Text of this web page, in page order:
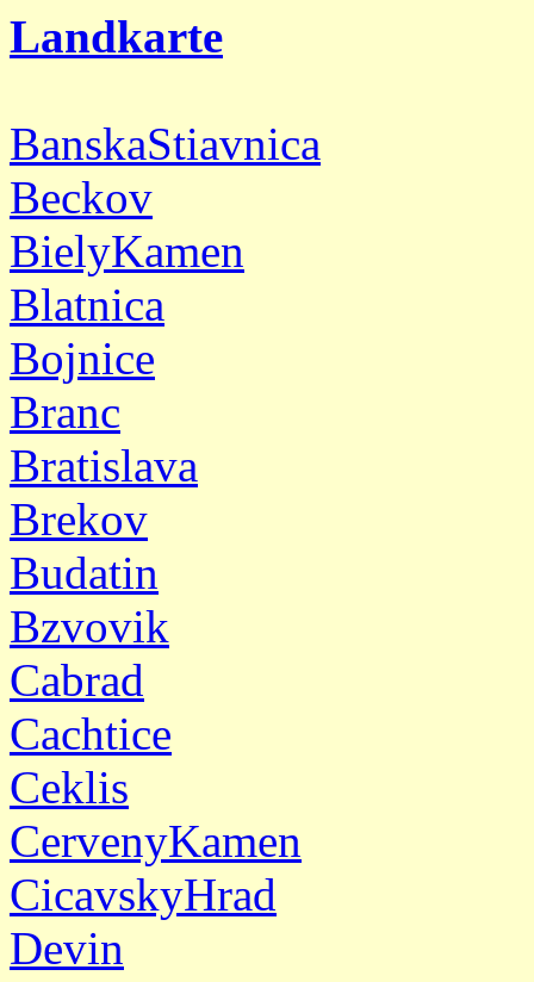
Landkarte
BanskaStiavnica
Beckov
BielyKamen
Blatnica
Bojnice
Branc
Bratislava
Brekov
Budatin
Bzvovik
Cabrad
Cachtice
Ceklis
CervenyKamen
CicavskyHrad
Devin